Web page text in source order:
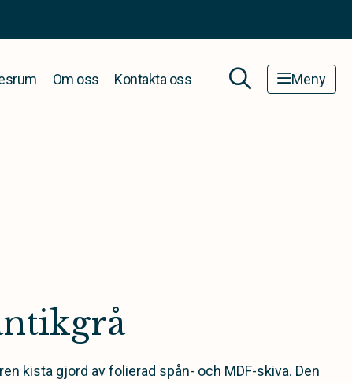
Om oss Kontakta oss Meny
kista gjord av folierad spån- och MDF-skiva. Den